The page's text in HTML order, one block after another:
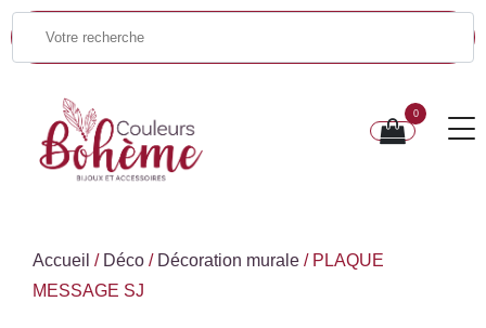
0
Accueil / Déco / Décoration murale / PLAQUE
MESSAGE SJ